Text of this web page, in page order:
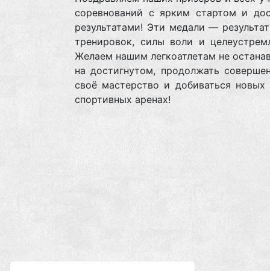
соревнований с ярким стартом и
результатами! Эти медали —
тренировок, силы воли и
Желаем нашим легкоатлетам не
на достигнутом, продолжать
своё мастерство и добиваться новых
спортивных аренах!